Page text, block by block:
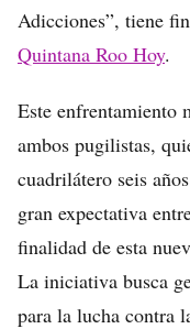
Adicciones”, tiene
Quintana Roo Hoy.
Este enfrentamiento
ambos pugilistas,
cuadrilátero seis
gran expectativa
finalidad de esta
La iniciativa busca
para la lucha contra